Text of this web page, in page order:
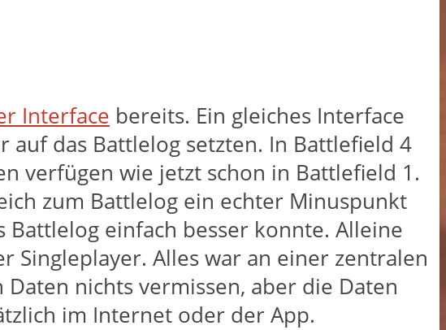
Interface bereits. Ein gleiches Interface
das Battlelog setzten. In Battlefield 4
verfügen wie jetzt schon in Battlefield 1.
zum Battlelog ein echter Minuspunkt
Battlelog einfach besser konnte. Alleine
Alles war an einer zentralen
nichts vermissen, aber die Daten
im Internet oder der App.